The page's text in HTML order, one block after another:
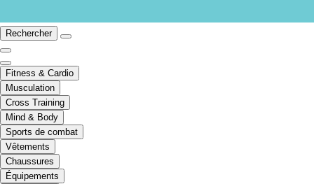
Rechercher
Fitness & Cardio
Musculation
Cross Training
Mind & Body
Sports de combat
Vêtements
Chaussures
Équipements